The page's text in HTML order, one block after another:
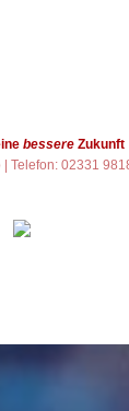
bessere Zukunft
| Telefon: 02331